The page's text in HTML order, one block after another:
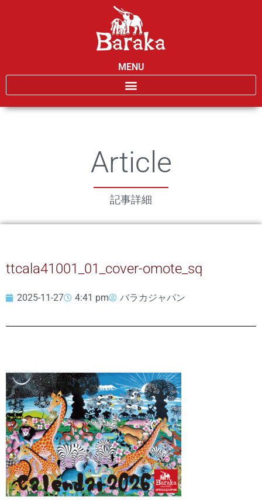
MENU
Article
記事詳細
ttcala41001_01_cover-omote_sq
2025-11-27 4:41 pm バラカジャパン